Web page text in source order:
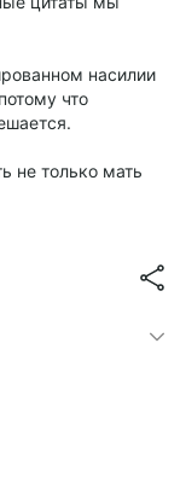
насилии
что
не только мать